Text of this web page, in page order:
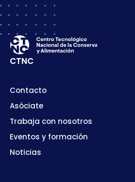
CTNC
Contacto
Asóciate
Trabaja con nosotros
Eventos y formación
Noticias